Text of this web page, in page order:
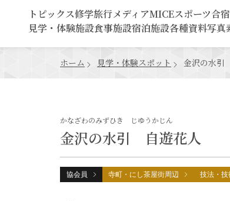
トピックス修学旅行メディアMICEスポーツ合宿
見学・体験施設食事施設宿泊施設各種資料写真
ホーム 見学・体験スポット 金沢の水
金沢の水引 自遊花人
かなざわのみずひき じゆうかじん
協会員 寺町・にし茶屋街周辺 技法・